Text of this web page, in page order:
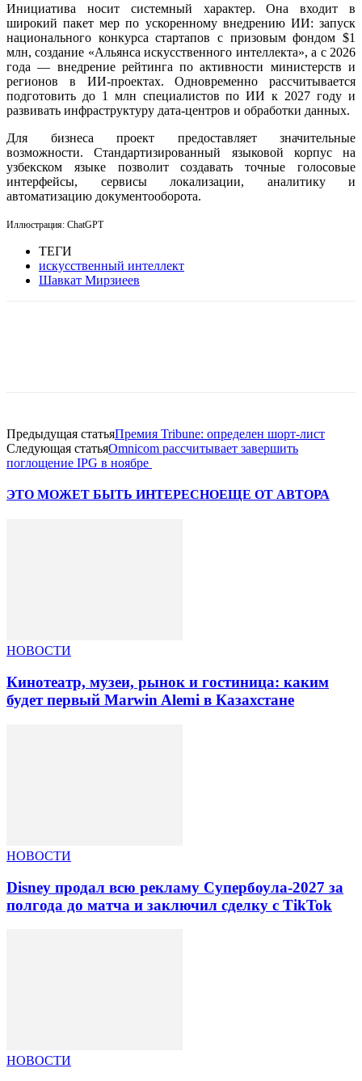
Инициатива носит системный характер. Она входит в
широкий пакет мер по ускоренному внедрению ИИ: запуск
национального конкурса стартапов с призовым фондом $1
млн, создание «Альянса искусственного интеллекта», а с 2026
года — внедрение рейтинга по активности министерств и
регионов в ИИ-проектах. Одновременно рассчитывается
подготовить до 1 млн специалистов по ИИ к 2027 году и
развивать инфраструктуру дата-центров и обработки данных.
Для бизнеса проект предоставляет значительные
возможности. Стандартизированный языковой корпус на
узбекском языке позволит создавать точные голосовые
интерфейсы, сервисы локализации, аналитику и
автоматизацию документооборота.
Иллюстрация: ChatGPT
ТЕГИ
искусственный интеллект
Шавкат Мирзиеев
Предыдущая статьяПремия Tribune: определен шорт-лист
Следующая статьяOmnicom рассчитывает завершить
поглощение IPG в ноябре
ЭТО МОЖЕТ БЫТЬ ИНТЕРЕСНОЕЩЕ ОТ АВТОРА
НОВОСТИ
Кинотеатр, музеи, рынок и гостиница: каким
будет первый Marwin Alemi в Казахстане
НОВОСТИ
Disney продал всю рекламу Супербоула-2027 за
полгода до матча и заключил сделку с TikTok
НОВОСТИ